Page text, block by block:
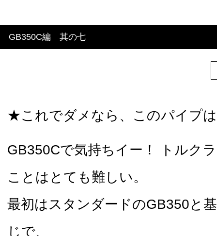
GB350C編 其の七
★これでダメなら、このパイプ
GB350Cで気持ちイー！ トルク
ことはとても難しい。
最初はスタンダードのGB350と
じで、